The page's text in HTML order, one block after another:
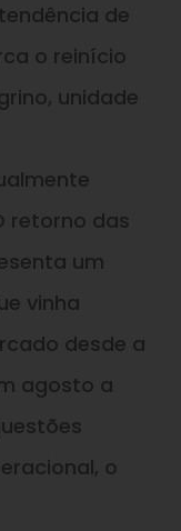
de
o reinício
unidade
retorno das
um
vinha
desde a
agosto a
o